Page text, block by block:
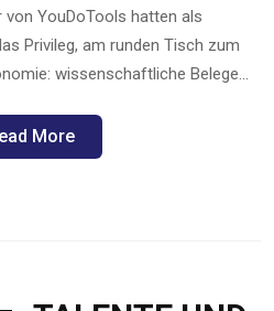
von YouDoTools hatten als
Privileg, am runden Tisch zum
wissenschaftliche Belege…
More